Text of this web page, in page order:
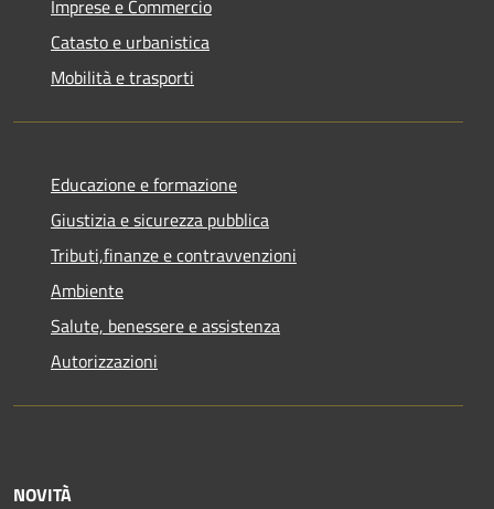
Imprese e Commercio
Catasto e urbanistica
Mobilità e trasporti
Educazione e formazione
Giustizia e sicurezza pubblica
Tributi,finanze e contravvenzioni
Ambiente
Salute, benessere e assistenza
Autorizzazioni
NOVITÀ